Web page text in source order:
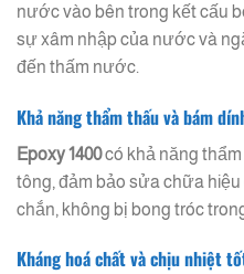
nước vào bên trong kết cấu
sự xâm nhập của nước và
đến thấm nước.
Khả năng thẩm thấu và bám
Epoxy 1400có khả năng
tông, đảm bảo sửa chữa
chắn, không bị bong tróc
Kháng hoá chất và chịu nhiệt